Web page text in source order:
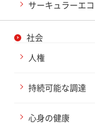
サーキュラーエ
社会
人権
持続可能な調達
心身の健康